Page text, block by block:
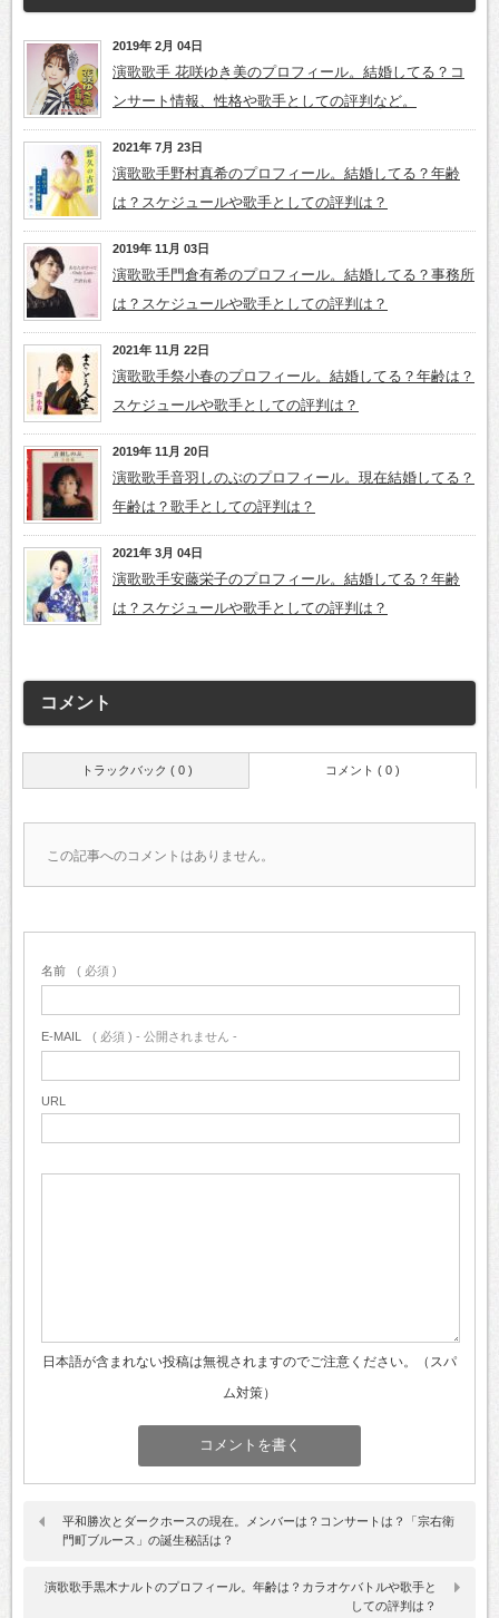
2019年 2月 04日
演歌歌手 花咲ゆき美のプロフィール。結婚してる？コ
ンサート情報、性格や歌手としての評判など。
2021年 7月 23日
演歌歌手野村真希のプロフィール。結婚してる？年齢
は？スケジュールや歌手としての評判は？
2019年 11月 03日
演歌歌手門倉有希のプロフィール。結婚してる？事務所
は？スケジュールや歌手としての評判は？
2021年 11月 22日
演歌歌手祭小春のプロフィール。結婚してる？年齢は？
スケジュールや歌手としての評判は？
2019年 11月 20日
演歌歌手音羽しのぶのプロフィール。現在結婚してる？
年齢は？歌手としての評判は？
2021年 3月 04日
演歌歌手安藤栄子のプロフィール。結婚してる？年齢
は？スケジュールや歌手としての評判は？
コメント
トラックバック ( 0 ) コメント ( 0 )
この記事へのコメントはありません。
名前 ( 必須 )
E-MAIL ( 必須 ) - 公開されません -
URL
日本語が含まれない投稿は無視されますのでご注意ください。（スパ
ム対策）
平和勝次とダークホースの現在。メンバーは？コンサートは？「宗右衛
門町ブルース」の誕生秘話は？
演歌歌手黒木ナルトのプロフィール。年齢は？カラオケバトルや歌手と
しての評判は？